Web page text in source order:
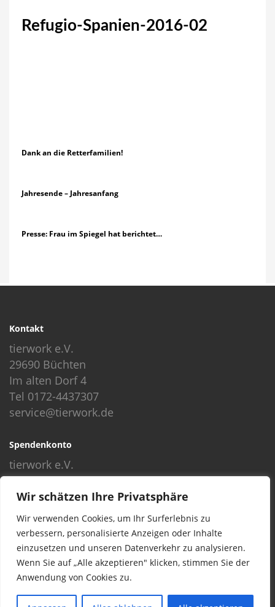
Wir schätzen Ihre Privatsphäre
Wir verwenden Cookies, um Ihr Surferlebnis zu
verbessern, personalisierte Anzeigen oder Inhalte
einzusetzen und unseren Datenverkehr zu analysieren.
Wenn Sie auf „Alle akzeptieren" klicken, stimmen Sie der
Anwendung von Cookies zu.
Refugio-Spanien-2016-02
Dank an die Retterfamilien!
Jahresende – Jahresanfang
Presse: Frau im Spiegel hat berichtet…
Kontakt
tierwork e.V.
29690 Büchten
Im alten Dorf 4
Tel 0172-4437307
service@tierwork.de
Spendenkonto
tierwork e.V.
Volksbank
BLZ: 24060300
Konto: 4902218000
IBAN: DE68240603004902218000
BIC: GENODEF1NBU
© 2016 Copyright by tierwork. All rights reserved.